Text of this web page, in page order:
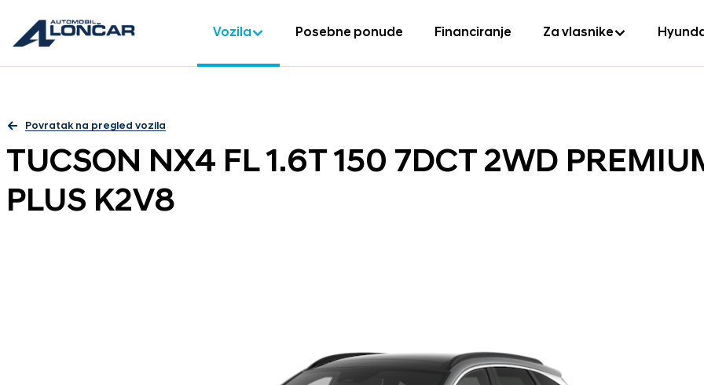
Vozila Posebne ponude Financiranje Za vlasnike
Povratak na pregled vozila
TUCSON NX4 FL 1.6T 150 7DCT 2WD
PLUS K2V8